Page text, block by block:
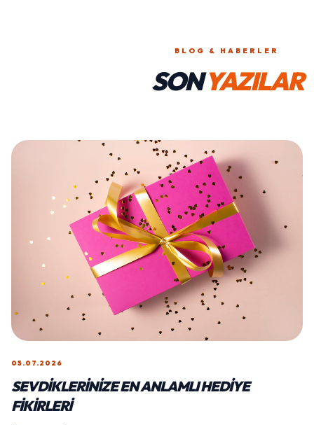
BLOG & HABERLER
SONYAZILAR
05.07.2026
SEVDIKLERINIZE EN ANLAMLI HEDIYE
FIKIRLERI